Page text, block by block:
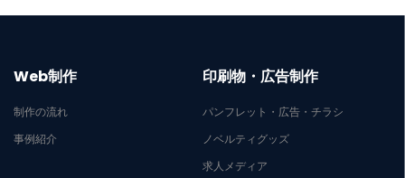
Web制作
制作の流れ
事例紹介
印刷物・広告制作
パンフレット・広告・チラシ
ノベルティグッズ
求人メディア